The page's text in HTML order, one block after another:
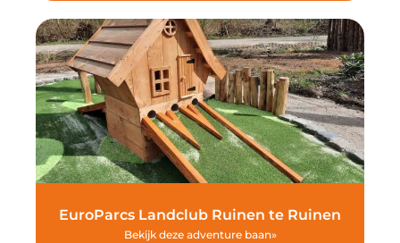
EuroParcs Landclub Ruinen te Ruinen
Bekijk deze adventure baan»